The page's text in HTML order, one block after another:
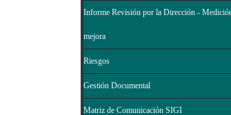
Informe Revisión por la Dirección -
mejora
Riesgos
Gestión Documental
Matriz de Comunicación SIGI